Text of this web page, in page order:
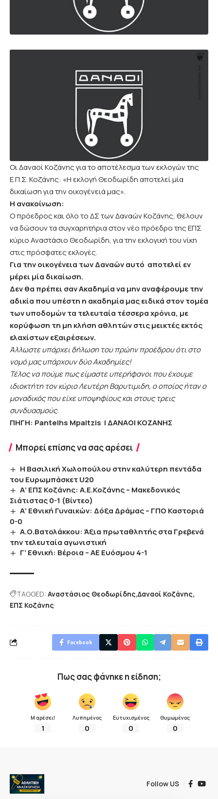
Οι Δαναοί Κοζάνης για το αποτέλεσμα των εκλογών της
Ε.Π.Σ. Κοζάνης: «Η εκλογή Θεοδωρίδη αποτελεί μία
δικαίωση για την οικογένειά μας».
Η ανακοίνωση:
Ο πρόεδρος και όλο το ΔΣ των Δαναών Κοζάνης, θέλουν
να δώσουν τα συγχαρητήρια στον νέο πρόεδρο της ΕΠΣ
κύριο Αναστάσιο Θεοδωρίδη, για την εκλογική του νίκη
στις πρόσφατες εκλογές.
Για την οικογένεια των Δαναών αυτό αποτελεί εν
μέρει μία δικαίωση.
Δεν θα πρέπει σαν Ακαδημία να μην αναφέρουμε την
αδικία που υπέστη η ακαδημία μας ειδικά στον τομέα
των υποδομών τα τελευταία τέσσερα χρόνια, με
κορύφωση τη μη κλήση αθλητών στις μεικτές εκτός
ελαχίστων εξαιρέσεων.
Άλλωστε υπάρχει δήλωση του πρώην προέδρου ότι στο
νομό μας υπάρχουν δύο Ακαδημίες!
Τέλος να πούμε πως είμαστε υπερήφανοι που έχουμε
ιδιοκτήτη τον κύριο Λευτέρη Βαρυτιμιδη, ο οποίος ήταν ο
μοναδικός που είχε υποψηφίους και στους τρεις
συνδυασμούς.
ΠΗΓΗ: Pantelhs Mpaltzis |ΔΑΝΑΟΙ ΚΟΖΑΝΗΣ
Μπορεί επίσης να σας αρέσει
Η Βασιλική Χωλοπούλου στην καλύτερη πεντάδα
του Ευρωμπάσκετ U20
Α’ ΕΠΣ Κοζάνης: Α.Ε.Κοζάνης – Μακεδονικός
Σιάτιστας 0-1 (Βίντεο)
Α’ Εθνική Γυναικών: Δόξα Δράμας – ΓΠΟ Καστοριά
0-0
Α.Ο.Βατολάκκου: Άξια πρωταθλητής στα Γρεβενά
την τελευταία αγωνιστική
Γ’ Εθνική: Βέροια – ΑΕ Ευόσμου 4-1
TAGGED: Αναστάσιος Θεοδωρίδης Δαναοί Κοζάνης
ΕΠΣ Κοζάνης
Facebook
Πως σας φάνηκε η είδηση;
Μ αρέσει!
1
Λυπημένος
0
Ευτυχισμένος
0
Θυμωμένος
0
Follow US